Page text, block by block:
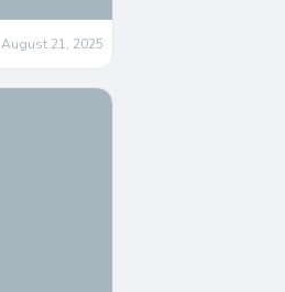
August 21, 2025